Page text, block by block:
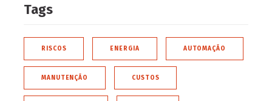
Tags
RISCOS ENERGIA AUTOMAÇÃO
MANUTENÇÃO CUSTOS